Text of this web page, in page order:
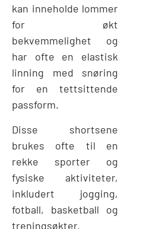
kan inneholde lommer
for økt
bekvemmelighet og
har ofte en elastisk
linning med snøring
for en tettsittende
passform.
Disse shortsene
brukes ofte til en
rekke sporter og
fysiske aktiviteter,
inkludert jogging,
fotball, basketball og
treningsøkter.